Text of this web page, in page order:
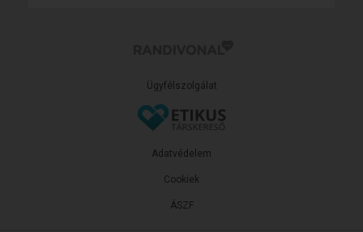
Ügyfélszolgálat
ÁSZF
Adatvédelem
Cookiek